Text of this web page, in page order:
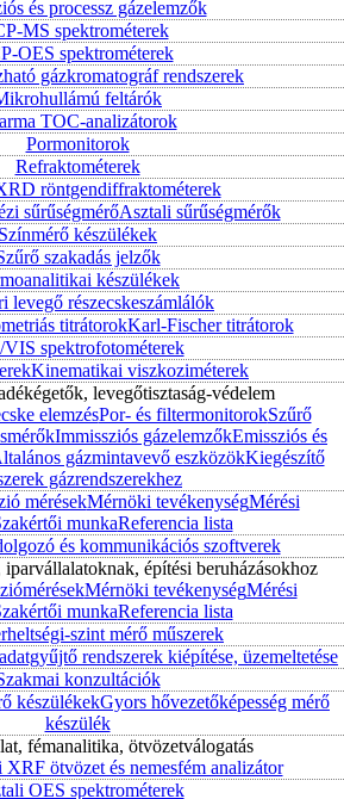
és processz gázelemzők
MS spektrométerek
OES spektrométerek
gázkromatográf rendszerek
feltárók
TOC-analizátorok
Pormonitorok
Refraktométerek
röntgendiffraktométerek
sűrűségmérőAsztali sűrűségmérők
Színmérő készülékek
szakadás jelzők
készülékek
levegő részecskeszámlálók
titrátorokKarl-Fischer titrátorok
spektrofotométerek
Kinematikai viszkoziméterek
levegőtisztaság-védelem
elemzésPor- és filtermonitorokSzűrő
Immissziós gázelemzőkEmissziós és
gázmintavevő eszközökKiegészítő
gázrendszerekhez
mérésekMérnöki tevékenységMérési
munkaReferencia lista
és kommunikációs szoftverek
építési beruházásokhoz
Mérnöki tevékenységMérési
munkaReferencia lista
szint mérő műszerek
rendszerek kiépítése, üzemeltetése
konzultációk
készülékekGyors hővezetőképesség mérő
készülék
fémanalitika, ötvözetválogatás
ötvözet és nemesfém analizátor
OES spektrométerek